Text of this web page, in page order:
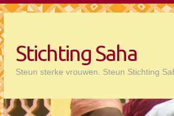
Stichting Saha
Steun sterke vrouwen. Steun Stichting